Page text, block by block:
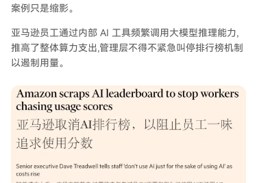
案例只是缩影。
亚马逊员工通过内部 AI 工具频繁调用大模型推理能力,
推高了整体算力支出,管理层不得不紧急叫停排行榜机制
以遏制用量。